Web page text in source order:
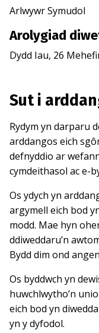
Arlwywr Symudol
Arolygiad
Dydd Iau, 26
Sut i
Rydym yn darparu
arddangos eich
defnyddio ar
cymdeithasol ac e-
Os ydych yn
argymell eich bod
modd. Mae hyn
ddiweddaru’n
Bydd dim ond
Os byddwch yn
huwchlwytho’n
eich bod yn
yn y dyfodol.